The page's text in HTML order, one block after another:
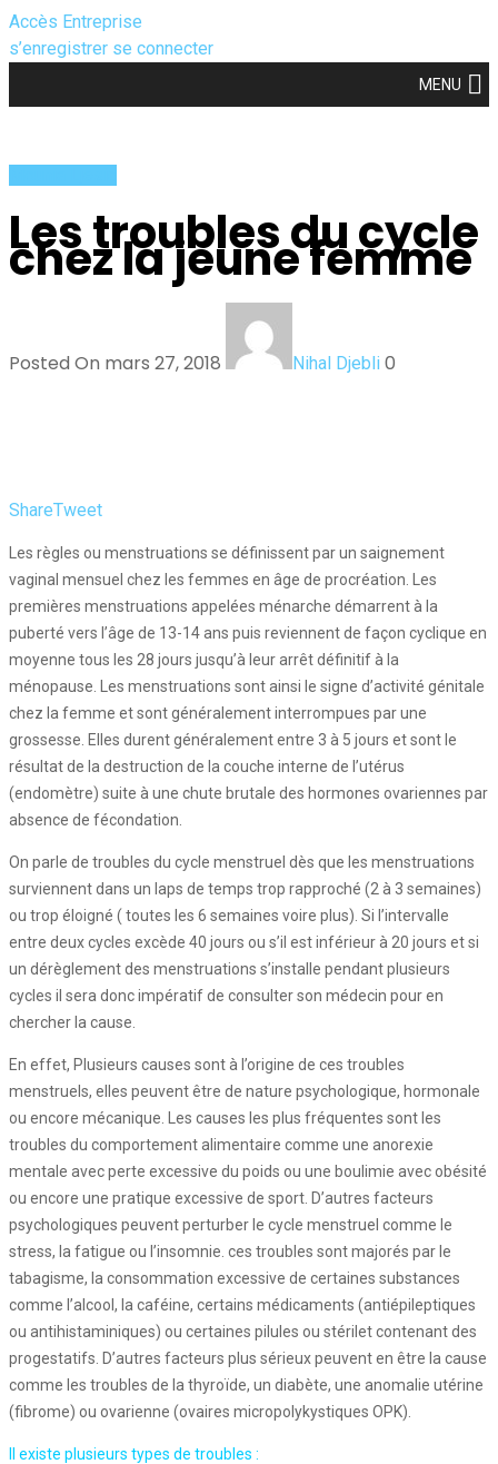
Accès Entreprise
s’enregistrer se connecter
MENU
Les troubles du cycle
chez la jeune femme
Posted On mars 27, 2018 Nihal Djebli 0
ShareTweet
Les règles ou menstruations se définissent par un saignement
vaginal mensuel chez les femmes en âge de procréation. Les
premières menstruations appelées ménarche démarrent à la
puberté vers l’âge de 13-14 ans puis reviennent de façon cyclique en
moyenne tous les 28 jours jusqu’à leur arrêt définitif à la
ménopause. Les menstruations sont ainsi le signe d’activité génitale
chez la femme et sont généralement interrompues par une
grossesse. Elles durent généralement entre 3 à 5 jours et sont le
résultat de la destruction de la couche interne de l’utérus
(endomètre) suite à une chute brutale des hormones ovariennes par
absence de fécondation.
On parle de troubles du cycle menstruel dès que les menstruations
surviennent dans un laps de temps trop rapproché (2 à 3 semaines)
ou trop éloigné ( toutes les 6 semaines voire plus). Si l’intervalle
entre deux cycles excède 40 jours ou s’il est inférieur à 20 jours et si
un dérèglement des menstruations s’installe pendant plusieurs
cycles il sera donc impératif de consulter son médecin pour en
chercher la cause.
En effet, Plusieurs causes sont à l’origine de ces troubles
menstruels, elles peuvent être de nature psychologique, hormonale
ou encore mécanique. Les causes les plus fréquentes sont les
troubles du comportement alimentaire comme une anorexie
mentale avec perte excessive du poids ou une boulimie avec obésité
ou encore une pratique excessive de sport. D’autres facteurs
psychologiques peuvent perturber le cycle menstruel comme le
stress, la fatigue ou l’insomnie. ces troubles sont majorés par le
tabagisme, la consommation excessive de certaines substances
comme l’alcool, la caféine, certains médicaments (antiépileptiques
ou antihistaminiques) ou certaines pilules ou stérilet contenant des
progestatifs. D’autres facteurs plus sérieux peuvent en être la cause
comme les troubles de la thyroïde, un diabète, une anomalie utérine
(fibrome) ou ovarienne (ovaires micropolykystiques OPK).
Il existe plusieurs types de troubles :